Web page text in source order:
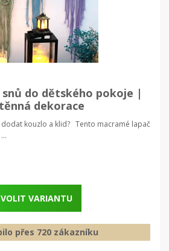
snů do dětského pokoje |
dekorace
dodat kouzlo a klid? Tento macramé lapač
VARIANTU
přes 720 zákazníku